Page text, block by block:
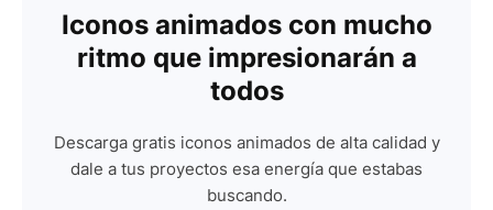
Iconos animados con mucho
ritmo que impresionarán a
todos
Descarga gratis iconos animados de alta calidad y
dale a tus proyectos esa energía que estabas
buscando.